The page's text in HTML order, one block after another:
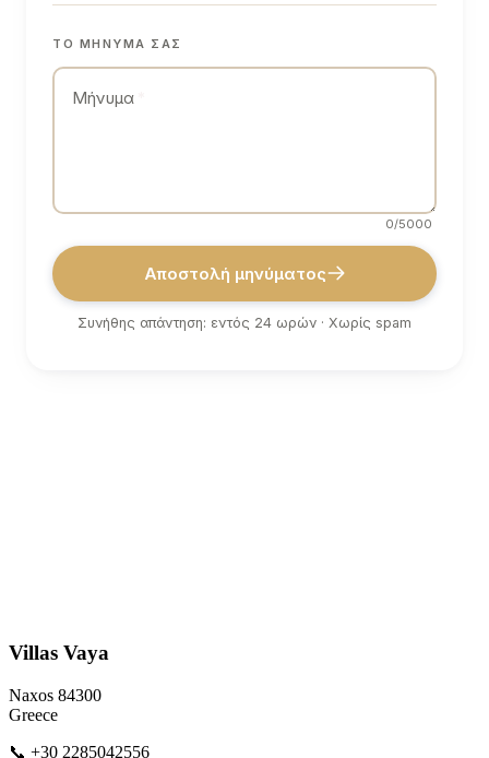
ΤΟ ΜΉΝΥΜΆ ΣΑΣ
Μήνυμα
0/5000
Αποστολή μηνύματος
Συνήθης απάντηση: εντός 24 ωρών · Χωρίς spam
Villas Vaya
Naxos 84300
Greece
📞 +30 2285042556